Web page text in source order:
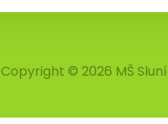
Copyright © 2026 MŠ